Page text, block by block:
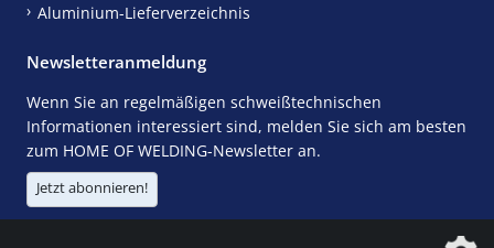
Aluminium-Lieferverzeichnis
Newsletteranmeldung
Wenn Sie an regelmäßigen schweißtechnischen
Informationen interessiert sind, melden Sie sich am besten
zum HOME OF WELDING-Newsletter an.
Jetzt abonnieren!